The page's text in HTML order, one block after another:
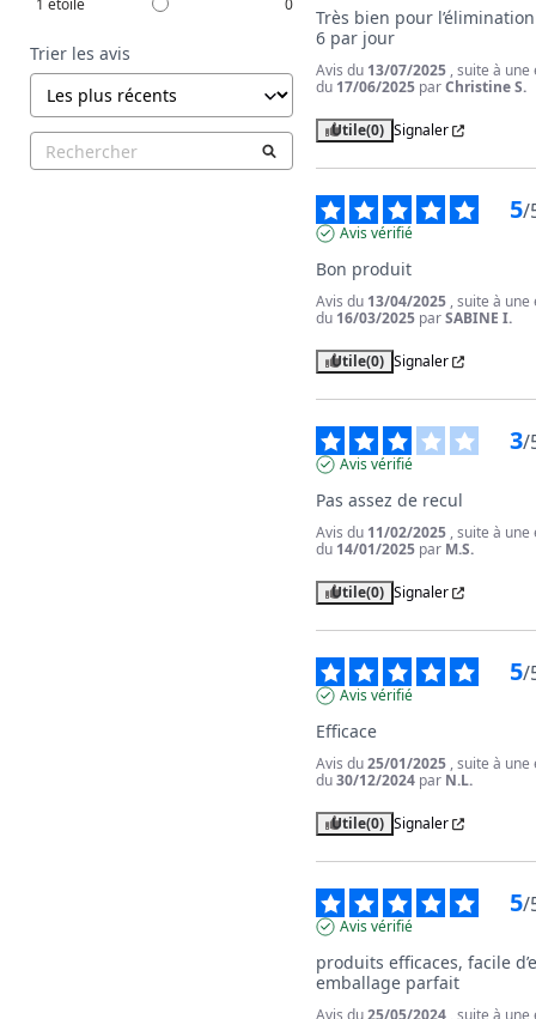
1 étoile 0
Trier les avis
Très bien pour
6 par jour
Avis du 13/07/2025 , suite à
du 17/06/2025 parChristine S.
Utile(0) Signaler
5/
Avis vérifié
Bon produit
Avis du 13/04/2025 , suite à
du 16/03/2025 parSABINE I.
Utile(0) Signaler
3/
Avis vérifié
Pas assez de recul
Avis du 11/02/2025 , suite à
du 14/01/2025 par M.S.
Utile(0) Signaler
5/
Avis vérifié
Efficace
Avis du25/01/2025 , suite à
du30/12/2024 par N.L.
Utile(0) Signaler
5/
Avis vérifié
produits efficaces, facile
emballage parfait